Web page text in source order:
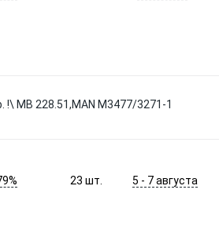
MB 228.51,MAN M3477/3271-1
23шт. 5 - 7 августа